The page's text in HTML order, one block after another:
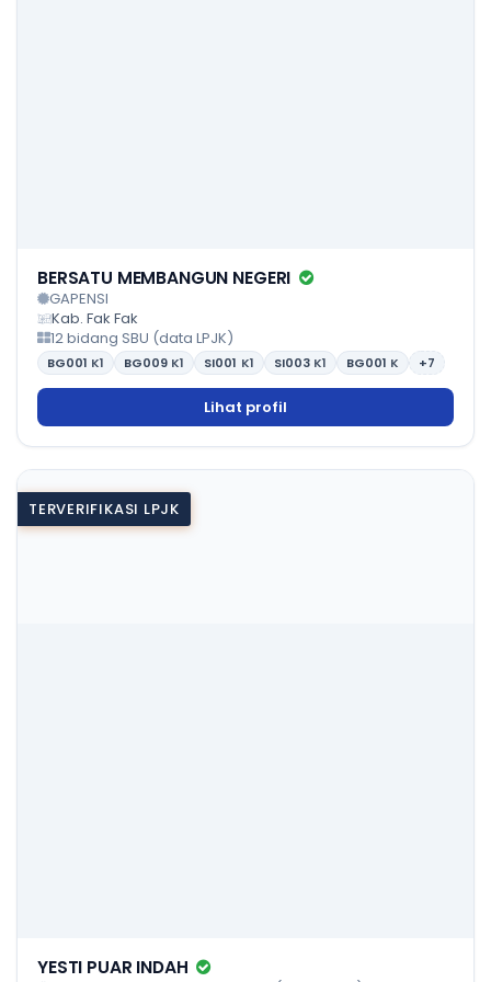
BERSATU MEMBANGUN NEGERI
GAPENSI
Kab. Fak Fak
12 bidang SBU (data LPJK)
BG001 K1 BG009 K1 SI001 K1 SI003 K1 BG001 K +7
Lihat profil
TERVERIFIKASI LPJK
YESTI PUAR INDAH